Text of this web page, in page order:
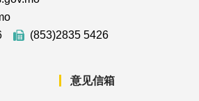
(853)2835 5426
意见信箱